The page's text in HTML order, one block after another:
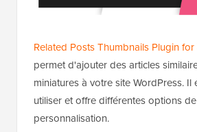
Related Posts Thumbnails Plugin
permet d'ajouter des articles
miniatures à votre site WordPress. Il
utiliser et offre différentes options de
personnalisation.